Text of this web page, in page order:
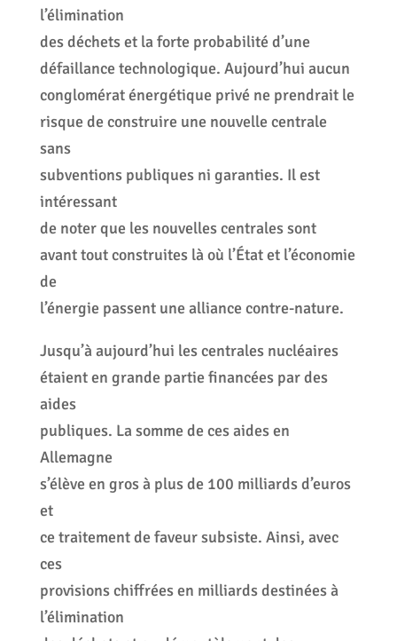
l’élimination
des déchets et la forte probabilité d’une
défaillance technologique. Aujourd’hui aucun
conglomérat énergétique privé ne prendrait le
risque de construire une nouvelle centrale
sans
subventions publiques ni garanties. Il est
intéressant
de noter que les nouvelles centrales sont
avant tout construites là où l’État et l’économie
de
l’énergie passent une alliance contre-nature.
Jusqu’à aujourd’hui les centrales nucléaires
étaient en grande partie financées par des
aides
publiques. La somme de ces aides en
Allemagne
s’élève en gros à plus de 100 milliards d’euros
et
ce traitement de faveur subsiste. Ainsi, avec
ces
provisions chiffrées en milliards destinées à
l’élimination